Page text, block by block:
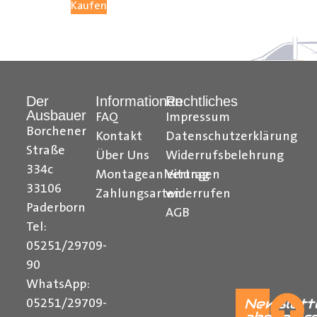
05251 29 70 9-90.
verständlich erklärt.
Ihr Team vonDer Ausbauer
Formularbeginn
Kaufen
Der
Ausbauer
Borchener
Straße
334c
33106
Paderborn
Tel:
05251/29709-
90
WhatsApp:
05251/29709-
Informationen
FAQ
Kontakt
Über Uns
Montageanleitungen
Zahlungsarten
Rechtliches
Impressum
Datenschutzerklärung
Widerrufsbelehrung
Vertrag
widerrufen
AGB